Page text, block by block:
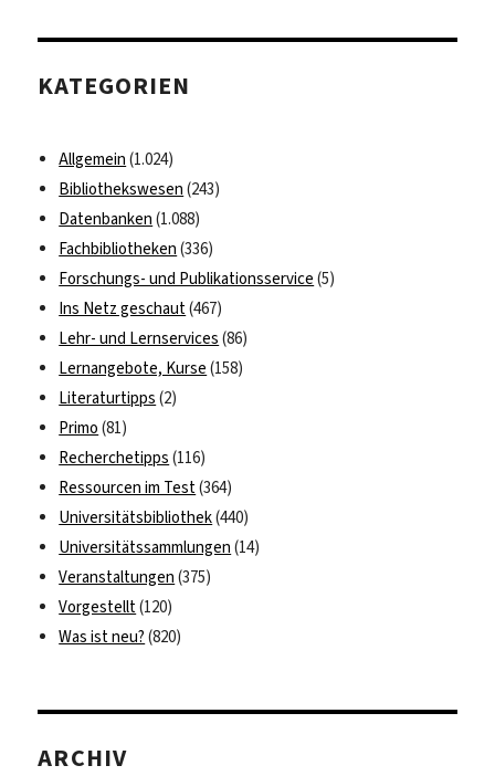
KATEGORIEN
Allgemein (1.024)
Bibliothekswesen (243)
Datenbanken (1.088)
Fachbibliotheken (336)
Forschungs- und Publikationsservice (5)
Ins Netz geschaut(467)
Lehr- und Lernservices (86)
Lernangebote, Kurse (158)
Literaturtipps (2)
Primo (81)
Recherchetipps (116)
Ressourcen im Test(364)
Universitätsbibliothek(440)
Universitätssammlungen (14)
Veranstaltungen (375)
Vorgestellt(120)
Was ist neu? (820)
ARCHIV